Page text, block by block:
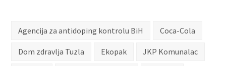
Agencija za antidoping kontrolu BiH Coca-Cola
Dom zdravlja Tuzla Ekopak JKP Komunalac